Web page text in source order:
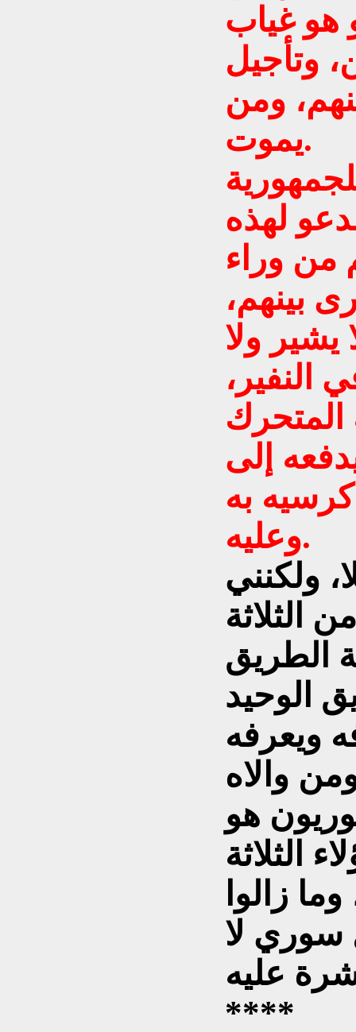
هو غياب
وتأجيل
ومن
يموت.
لهذه
من وراء
بينهم،
يشير ولا
النفير،
إلى
به
وعليه.
ولكنني
الثلاثة
الطريق
الوحيد
ويعرفه
هو
الثلاثة
زالوا
لا
****